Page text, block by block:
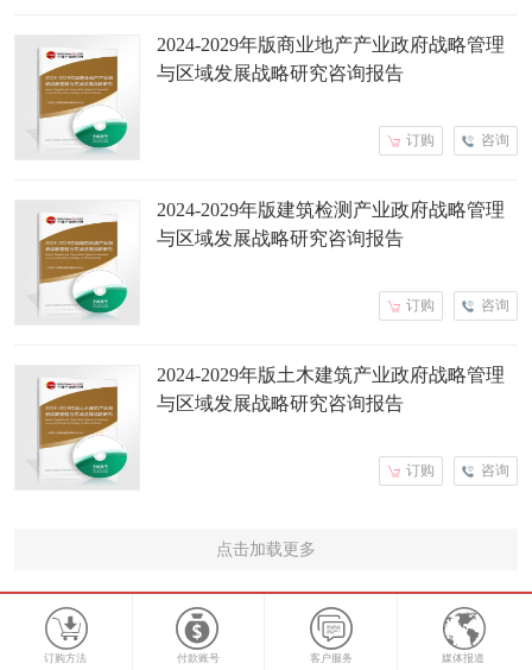
2024-2029年版商业地产产业政府战略管理
与区域发展战略研究咨询报告
咨询
订购
2024-2029年版建筑检测产业政府战略管理
与区域发展战略研究咨询报告
咨询
订购
2024-2029年版土木建筑产业政府战略管理
与区域发展战略研究咨询报告
咨询
订购
点击加载更多
订购方法 付款账号 客户服务 媒体报道